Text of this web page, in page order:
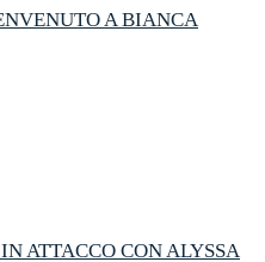
A BIANCA
ATTACCO CON ALYSSA